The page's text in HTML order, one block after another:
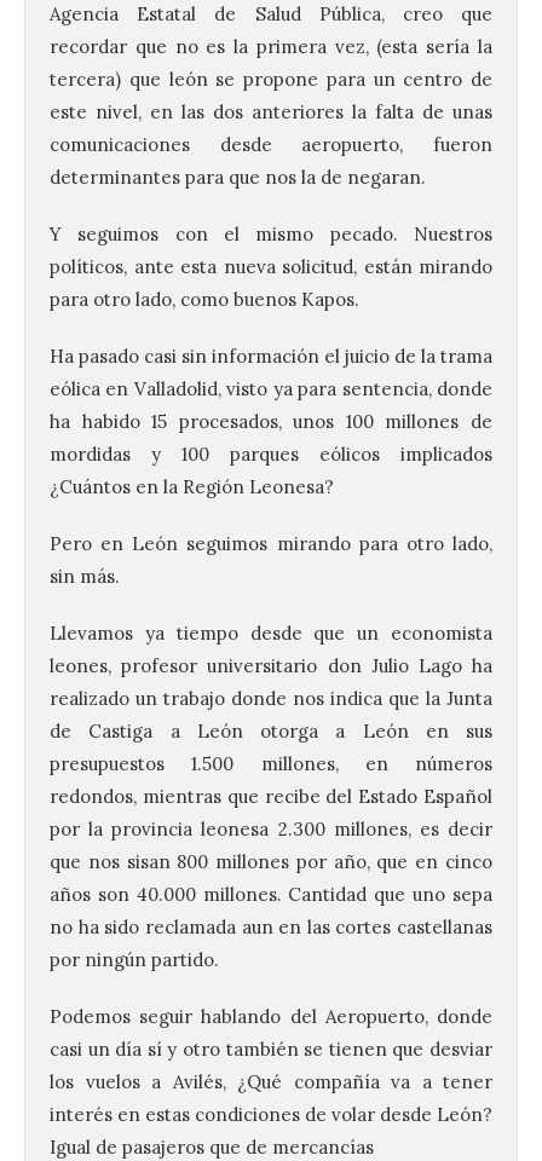
Agencia Estatal de Salud Pública, creo que
recordar que no es la primera vez, (esta sería la
tercera) que león se propone para un centro de
este nivel, en las dos anteriores la falta de unas
comunicaciones desde aeropuerto, fueron
determinantes para que nos la de negaran.
Y seguimos con el mismo pecado. Nuestros
políticos, ante esta nueva solicitud, están mirando
para otro lado, como buenos Kapos.
Ha pasado casi sin información el juicio de la trama
eólica en Valladolid, visto ya para sentencia, donde
ha habido 15 procesados, unos 100 millones de
mordidas y 100 parques eólicos implicados
¿Cuántos en la Región Leonesa?
Pero en León seguimos mirando para otro lado,
sin más.
Llevamos ya tiempo desde que un economista
leones, profesor universitario don Julio Lago ha
realizado un trabajo donde nos indica que la Junta
de Castiga a León otorga a León en sus
presupuestos 1.500 millones, en números
redondos, mientras que recibe del Estado Español
por la provincia leonesa 2.300 millones, es decir
que nos sisan 800 millones por año, que en cinco
años son 40.000 millones. Cantidad que uno sepa
no ha sido reclamada aun en las cortes castellanas
por ningún partido.
Podemos seguir hablando del Aeropuerto, donde
casi un día sí y otro también se tienen que desviar
los vuelos a Avilés, ¿Qué compañía va a tener
interés en estas condiciones de volar desde León?
Igual de pasajeros que de mercancías